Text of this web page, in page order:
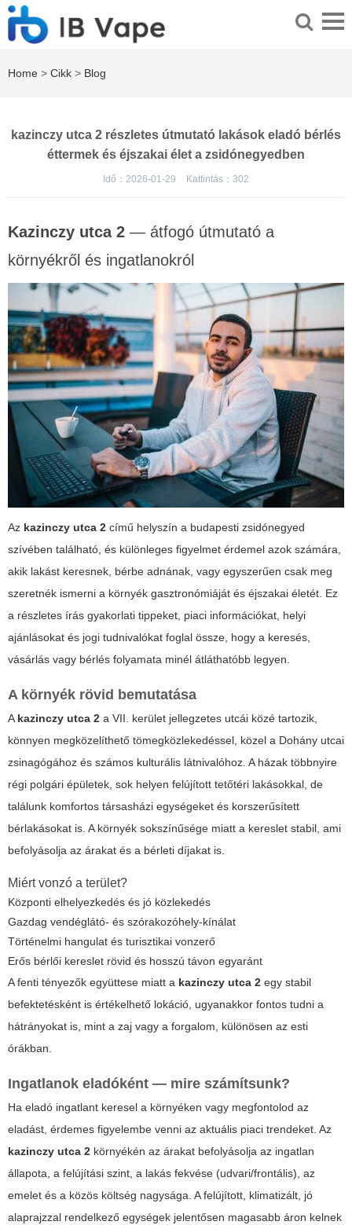
Home > Cikk > Blog
kazinczy utca 2 részletes útmutató lakások eladó bérlés
éttermek és éjszakai élet a zsidónegyedben
Idő：2026-01-29 Kattintás： 302
Kazinczy utca 2 — átfogó útmutató a
környékről és ingatlanokról
Az kazinczy utca 2 című helyszín a budapesti zsidónegyed
szívében található, és különleges figyelmet érdemel azok számára,
akik lakást keresnek, bérbe adnának, vagy egyszerűen csak meg
szeretnék ismerni a környék gasztronómiáját és éjszakai életét. Ez
a részletes írás gyakorlati tippeket, piaci információkat, helyi
ajánlásokat és jogi tudnivalókat foglal össze, hogy a keresés,
vásárlás vagy bérlés folyamata minél átláthatóbb legyen.
A környék rövid bemutatása
A kazinczy utca 2 a VII. kerület jellegzetes utcái közé tartozik,
könnyen megközelíthető tömegközlekedéssel, közel a Dohány utcai
zsinagógához és számos kulturális látnivalóhoz. A házak többnyire
régi polgári épületek, sok helyen felújított tetőtéri lakásokkal, de
találunk komfortos társasházi egységeket és korszerűsített
bérlakásokat is. A környék sokszínűsége miatt a kereslet stabil, ami
befolyásolja az árakat és a bérleti díjakat is.
Miért vonzó a terület?
Központi elhelyezkedés és jó közlekedés
Gazdag vendéglátó- és szórakozóhely-kínálat
Történelmi hangulat és turisztikai vonzerő
Erős bérlői kereslet rövid és hosszú távon egyaránt
A fenti tényezők együttese miatt a kazinczy utca 2 egy stabil
befektetésként is értékelhető lokáció, ugyanakkor fontos tudni a
hátrányokat is, mint a zaj vagy a forgalom, különösen az esti
órákban.
Ingatlanok eladóként — mire számítsunk?
Ha eladó ingatlant keresel a környéken vagy megfontolod az
eladást, érdemes figyelembe venni az aktuális piaci trendeket. Az
kazinczy utca 2 környékén az árakat befolyásolja az ingatlan
állapota, a felújítási szint, a lakás fekvése (udvari/frontális), az
emelet és a közös költség nagysága. A felújított, klimatizált, jó
alaprajzzal rendelkező egységek jelentősen magasabb áron kelnek